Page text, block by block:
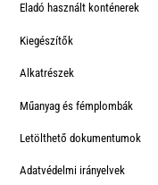
Eladó használt konténerek
Kiegészítők
Alkatrészek
Műanyag és fémplombák
Letölthető dokumentumok
Adatvédelmi irányelvek